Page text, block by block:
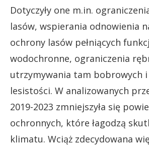
Dotyczyły one m.in.
lasów, wspierania odnowienia
ochrony lasów pełniących
wodochronne, ograniczenia
utrzymywania tam bobrowych i
lesistości. W analizowanych
2019-2023 zmniejszyła się
ochronnych, które łagodzą
klimatu. Wciąż zdecydowana